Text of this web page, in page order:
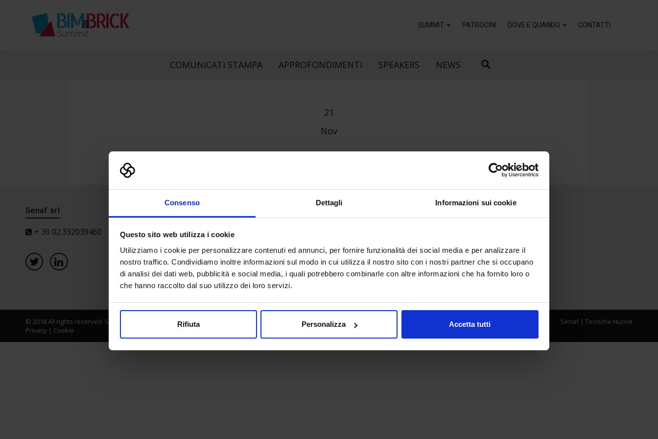
Consenso Dettagli Informazioni sui cookie
Questo sito web utilizza i cookie
Utilizziamo i cookie per personalizzare contenuti ed annunci, per fornire funzionalità dei social media e per analizzare il
nostro traffico. Condividiamo inoltre informazioni sul modo in cui utilizza il nostro sito con i nostri partner che si occupano
di analisi dei dati web, pubblicità e social media, i quali potrebbero combinarle con altre informazioni che ha fornito loro o
che hanno raccolto dal suo utilizzo dei loro servizi.
Rifiuta Personalizza Accetta tutti
SUMMIT PATROCINI DOVE E QUANDO CONTATTI
COMUNICATI STAMPA APPROFONDIMENTI SPEAKERS NEWS
21
Nov
Senaf srl
+ 39 02.332039460
© 2018 All rights reserved. Senaf srl - Gruppo Tecniche Nuove Spa - P.IVA 06382730155 - C.F. 02213830371
Privacy | Cookie
Senaf| Tecniche Nuove